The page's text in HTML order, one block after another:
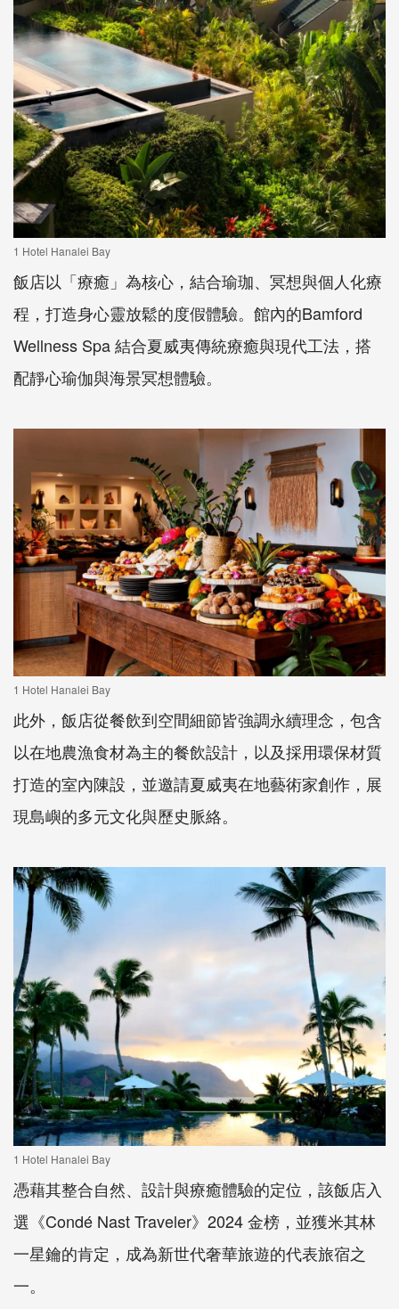
1 Hotel Hanalei Bay
飯店以「療癒」為核心，結合瑜珈、冥想與個人化療
程，打造身心靈放鬆的度假體驗。館內的Bamford
Wellness Spa 結合夏威夷傳統療癒與現代工法，搭
配靜心瑜伽與海景冥想體驗。
1 Hotel Hanalei Bay
此外，飯店從餐飲到空間細節皆強調永續理念，包含
以在地農漁食材為主的餐飲設計，以及採用環保材質
打造的室內陳設，並邀請夏威夷在地藝術家創作，展
現島嶼的多元文化與歷史脈絡。
1 Hotel Hanalei Bay
憑藉其整合自然、設計與療癒體驗的定位，該飯店入
選《Condé Nast Traveler》2024 金榜，並獲米其林
一星鑰的肯定，成為新世代奢華旅遊的代表旅宿之
一。